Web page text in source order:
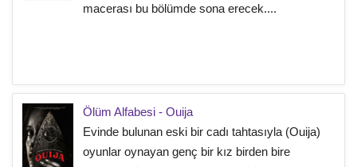
macerası bu bölümde sona erecek....
Ölüm Alfabesi - Ouija
Evinde bulunan eski bir cadı tahtasıyla (Ouija)
oyunlar oynayan genç bir kız birden bire